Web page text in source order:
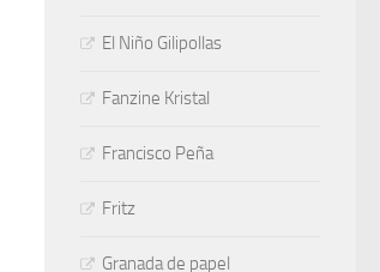
El Niño Gilipollas
Fanzine Kristal
Francisco Peña
Fritz
Granada de papel